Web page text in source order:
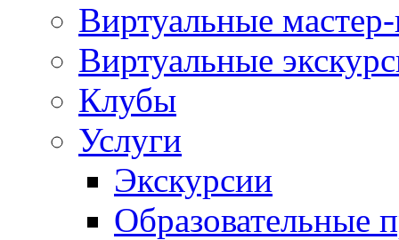
Виртуальные
Виртуальные
Клубы
Услуги
Экскурсии
Образовательные